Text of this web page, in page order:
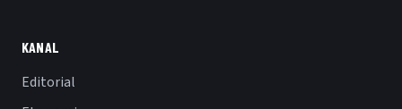
KANAL
Editorial